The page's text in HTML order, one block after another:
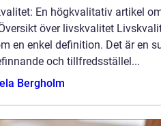
En högkvalitativ artikel
över livskvalitet
en enkel definition. Det är en
och tillfredsställel...
Bergholm